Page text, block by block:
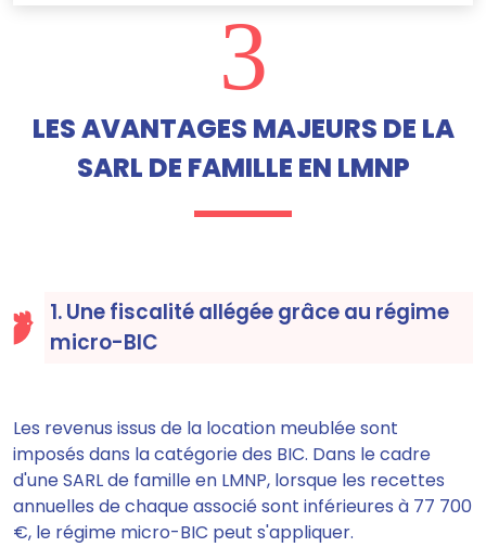
3
LES AVANTAGES MAJEURS DE LA
SARL DE FAMILLE EN LMNP
1. Une fiscalité allégée grâce au régime
micro-BIC
Les revenus issus de la location meublée sont
imposés dans la catégorie des BIC. Dans le cadre
d'une SARL de famille en LMNP, lorsque les recettes
annuelles de chaque associé sont inférieures à 77 700
€, le régime micro-BIC peut s'appliquer.